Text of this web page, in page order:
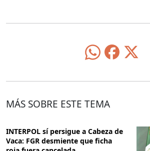
MÁS SOBRE ESTE TEMA
INTERPOL sí persigue a Cabeza de
Vaca: FGR desmiente que ficha